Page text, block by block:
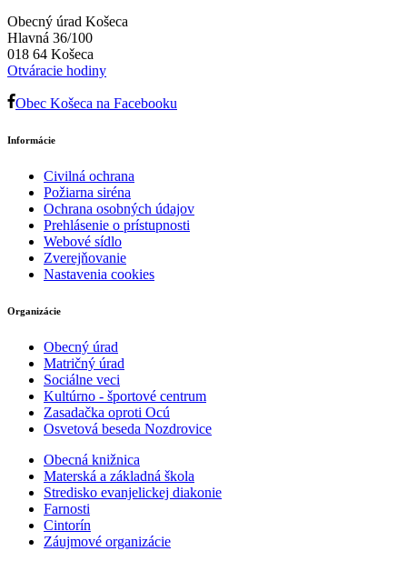
Obecný úrad Košeca
Hlavná 36/100
018 64 Košeca
Otváracie hodiny
Obec Košeca na Facebooku
Informácie
Civilná ochrana
Požiarna siréna
Ochrana osobných údajov
Prehlásenie o prístupnosti
Webové sídlo
Zverejňovanie
Nastavenia cookies
Organizácie
Obecný úrad
Matričný úrad
Sociálne veci
Kultúrno - športové centrum
Zasadačka oproti Ocú
Osvetová beseda Nozdrovice
Obecná knižnica
Materská a základná škola
Stredisko evanjelickej diakonie
Farnosti
Cintorín
Záujmové organizácie